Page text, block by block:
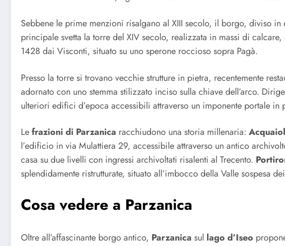
Sebbene le prime menzioni risalgano al XIII secolo, il borgo, diviso
principale svetta la torre del XIV secolo, realizzata in massi di
1428 dai Visconti, situato su uno sperone roccioso sopra Pagà.
Presso la torre si trovano vecchie strutture in pietra, recentemente
adornato con uno stemma stilizzato inciso sulla chiave dell’arco.
ulteriori edifici d’epoca accessibili attraverso un imponente portale in
Lefrazioni di Parzanica racchiudono una storia millenaria:
l’edificio in via Mulattiera 29, accessibile attraverso un antico
casa su due livelli con ingressi archivoltati risalenti al Trecento.
splendidamente ristrutturate, situato all’imbocco della Valle sospesa
Cosa vedere a Parzanica
Oltre all’affascinante borgo antico, Parzanica sul lago d’Iseo